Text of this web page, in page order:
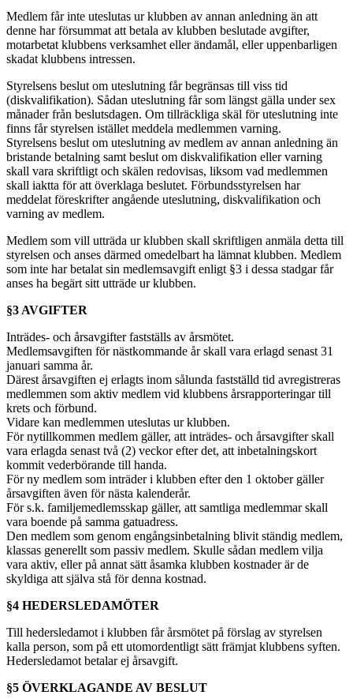
Medlem får inte uteslutas ur klubben av annan anledning än att
denne har försummat att betala av klubben beslutade avgifter,
motarbetat klubbens verksamhet eller ändamål, eller uppenbarligen
skadat klubbens intressen.
Styrelsens beslut om uteslutning får begränsas till viss tid
(diskvalifikation). Sådan uteslutning får som längst gälla under sex
månader från beslutsdagen. Om tillräckliga skäl för uteslutning inte
finns får styrelsen istället meddela medlemmen varning.
Styrelsens beslut om uteslutning av medlem av annan anledning än
bristande betalning samt beslut om diskvalifikation eller varning
skall vara skriftligt och skälen redovisas, liksom vad medlemmen
skall iaktta för att överklaga beslutet. Förbundsstyrelsen har
meddelat föreskrifter angående uteslutning, diskvalifikation och
varning av medlem.
Medlem som vill utträda ur klubben skall skriftligen anmäla detta till
styrelsen och anses därmed omedelbart ha lämnat klubben. Medlem
som inte har betalat sin medlemsavgift enligt §3 i dessa stadgar får
anses ha begärt sitt utträde ur klubben.
§3 AVGIFTER
Inträdes- och årsavgifter fastställs av årsmötet.
Medlemsavgiften för nästkommande år skall vara erlagd senast 31
januari samma år.
Därest årsavgiften ej erlagts inom sålunda fastställd tid avregistreras
medlemmen som aktiv medlem vid klubbens årsrapporteringar till
krets och förbund.
Vidare kan medlemmen uteslutas ur klubben.
För nytillkommen medlem gäller, att inträdes- och årsavgifter skall
vara erlagda senast två (2) veckor efter det, att inbetalningskort
kommit vederbörande till handa.
För ny medlem som inträder i klubben efter den 1 oktober gäller
årsavgiften även för nästa kalenderår.
För s.k. familjemedlemsskap gäller, att samtliga medlemmar skall
vara boende på samma gatuadress.
Den medlem som genom engångsinbetalning blivit ständig medlem,
klassas generellt som passiv medlem. Skulle sådan medlem vilja
vara aktiv, eller på annat sätt åsamka klubben kostnader är de
skyldiga att själva stå för denna kostnad.
§4 HEDERSLEDAMÖTER
Till hedersledamot i klubben får årsmötet på förslag av styrelsen
kalla person, som på ett utomordentligt sätt främjat klubbens syften.
Hedersledamot betalar ej årsavgift.
§5 ÖVERKLAGANDE AV BESLUT